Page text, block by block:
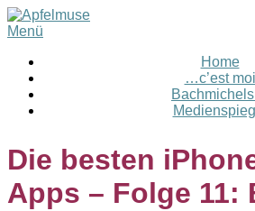
Menü
Home
…c’est moi
Die besten
Apps – Folge 11: